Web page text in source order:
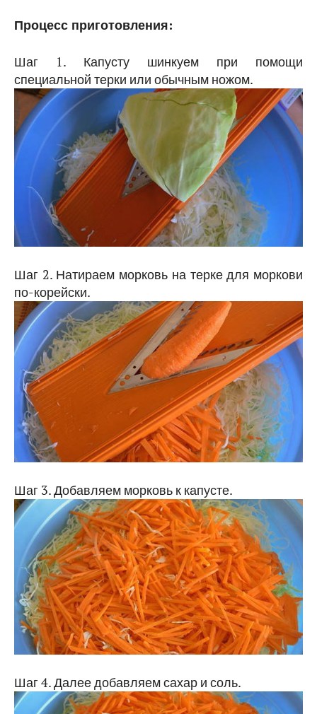
Процесс приготовления:
Шаг 1. Капусту шинкуем при помощи
специальной терки или обычным ножом.
Шаг 2. Натираем морковь на терке для моркови
по-корейски.
Шаг 3. Добавляем морковь к капусте.
Шаг 4. Далее добавляем сахар и соль.